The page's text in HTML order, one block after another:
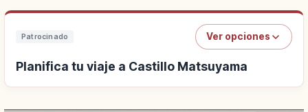
Patrocinado Ver opciones
Planifica tu viaje a Castillo Matsuyama